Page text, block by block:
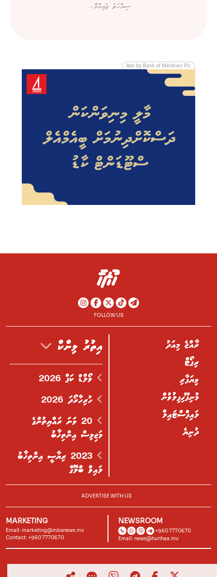
ސިއްހަތު ޖަމިއްޔާ،...
Adv by Bank of Maldives Plc
FOLLOW US
ރާއްޖެ މިއަދު
ރިޕޯޓް
ވިޔަފާރި
މުނިފޫހިފިލުވުން
ލައިފްސްޓައިލް
ދުނިޔެ
އިތުރު ލިންކް
ވޯލްޑް ކަޕް 2026
ހުރިހާރޯދަ 2026
20 ވަނަ ރައްޔިތުންގެ
މަޖިލިސް އިންތިޚާބު
2023 ރިޔާސީ އިންތިޚާބު
ލައިވް ބްލޮގް
ADVERTISE WITH US
MARKETING
Email: marketing@mbsnews.mv
Contact: +960 7770670
NEWSROOM
+960 7770670
Email: news@hurihaa.mv
Powered by
Lagoon Labs